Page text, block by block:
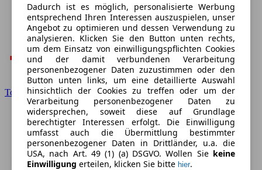
Toyota
Dadurch ist es möglich, personalisierte Werbung
entsprechend Ihren Interessen auszuspielen, unser
Angebot zu optimieren und dessen Verwendung zu
analysieren. Klicken Sie den Button unten rechts,
um dem Einsatz von einwilligungspflichten Cookies
und der damit verbundenen Verarbeitung
personenbezogener Daten zuzustimmen oder den
Button unten links, um eine detaillierte Auswahl
hinsichtlich der Cookies zu treffen oder um der
Verarbeitung personenbezogener Daten zu
widersprechen, soweit diese auf Grundlage
berechtigter Interessen erfolgt. Die Einwilligung
umfasst auch die Übermittlung bestimmter
personenbezogener Daten in Drittländer, u.a. die
USA, nach Art. 49 (1) (a) DSGVO. Wollen Sie keine
Einwilligung erteilen, klicken Sie bitte hier.